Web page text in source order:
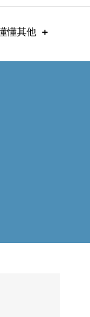
懂其他